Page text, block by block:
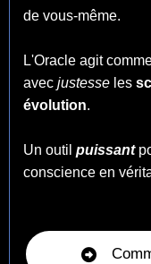
de vous-même.
L'Oracle agit
avec justesse les
évolution.
Un outil puissant
conscience en